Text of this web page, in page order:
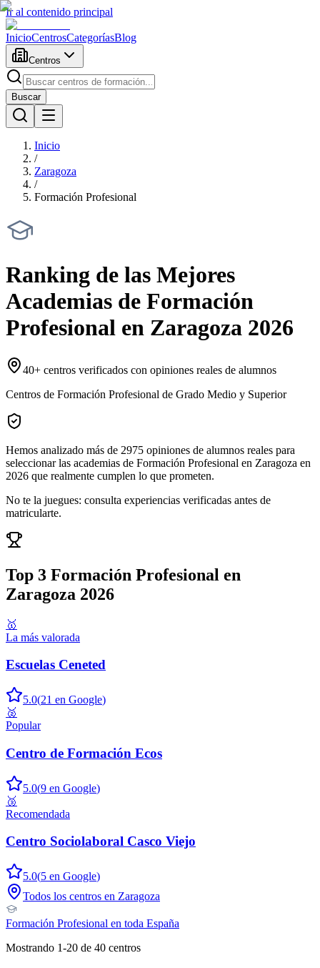
Ir al contenido principal
InicioCentrosCategoríasBlog
Centros
Buscar
Inicio
/
Zaragoza
/
Formación Profesional
Ranking de las Mejores
Academias de Formación
Profesional en Zaragoza 2026
40+ centros verificados con opiniones reales de alumnos
Centros de Formación Profesional de Grado Medio y Superior
Hemos analizado más de 2975 opiniones de alumnos reales para
seleccionar las academias de Formación Profesional en Zaragoza en
2026 que realmente cumplen lo que prometen.
No te la juegues: consulta experiencias verificadas antes de
matricularte.
Top 3 Formación Profesional en
Zaragoza 2026
🥇
La más valorada
Escuelas Ceneted
5.0(21 en Google)
🥈
Popular
Centro de Formación Ecos
5.0(9 en Google)
🥉
Recomendada
Centro Sociolaboral Casco Viejo
5.0(5 en Google)
Todos los centros en Zaragoza
Formación Profesional en toda España
Mostrando 1-20 de 40 centros